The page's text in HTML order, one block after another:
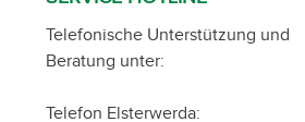
Telefonische Unterstützung und
Beratung unter:
Telefon Elsterwerda: